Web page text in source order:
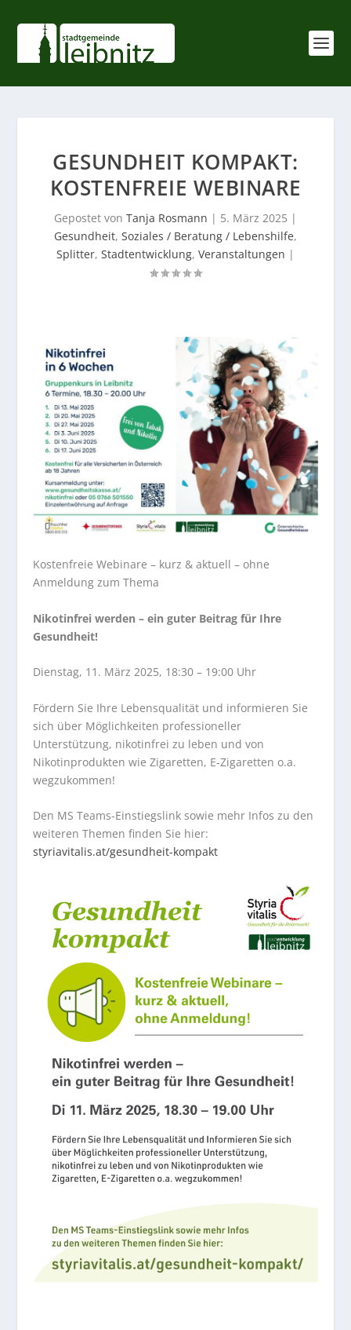
GESUNDHEIT KOMPAKT:
KOSTENFREIE WEBINARE
Gepostet von Tanja Rosmann | 5. März 2025 |
Gesundheit, Soziales / Beratung / Lebenshilfe,
Splitter, Stadtentwicklung, Veranstaltungen |
Kostenfreie Webinare – kurz & aktuell – ohne
Anmeldung zum Thema
Nikotinfrei werden – ein guter Beitrag für Ihre
Gesundheit!
Dienstag, 11. März 2025, 18:30 – 19:00 Uhr
Fördern Sie Ihre Lebensqualität und informieren Sie
sich über Möglichkeiten professioneller
Unterstützung, nikotinfrei zu leben und von
Nikotinprodukten wie Zigaretten, E-Zigaretten o.a.
wegzukommen!
Den MS Teams-Einstiegslink sowie mehr Infos zu den
weiteren Themen finden Sie hier:
styriavitalis.at/gesundheit-kompakt